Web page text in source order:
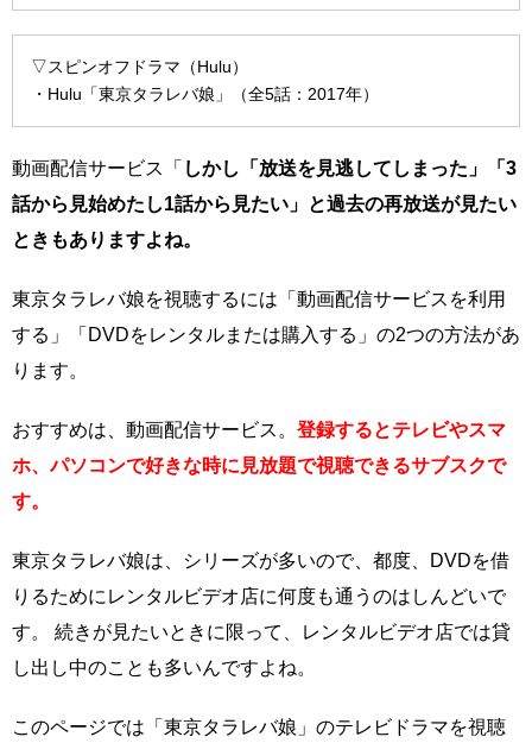
▽スピンオフドラマ（Hulu）
・Hulu「東京タラレバ娘」（全5話：2017年）
動画配信サービス「 しかし「放送を見逃してしまった」「3
話から見始めたし1話から見たい」と過去の再放送が見たい
ときもありますよね。
東京タラレバ娘を視聴するには「動画配信サービスを利用
する」「DVDをレンタルまたは購入する」の2つの方法があ
ります。
おすすめは、動画配信サービス。 登録するとテレビやスマ
ホ、パソコンで好きな時に見放題で視聴できるサブスクで
す。
東京タラレバ娘は、シリーズが多いので、都度、DVDを借
りるためにレンタルビデオ店に何度も通うのはしんどいで
す。 続きが見たいときに限って、レンタルビデオ店では貸
し出し中のことも多いんですよね。
このページでは「東京タラレバ娘」のテレビドラマを視聴